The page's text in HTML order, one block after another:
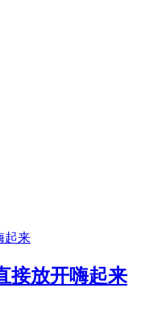
接放开嗨起来